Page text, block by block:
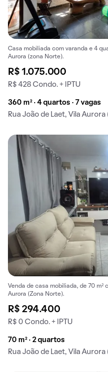
Casa mobiliada com varanda e 4
Aurora (zona Norte).
R$ 1.075.000
R$ 428 Condo. + IPTU
360 m² · 4 quartos · 7 vagas
Rua João de Laet, Vila Aurora
Venda de casa mobiliada, de 70 m²
Aurora (Zona Norte).
R$ 294.400
R$ 0 Condo. + IPTU
70 m² · 2 quartos
Rua João de Laet, Vila Aurora